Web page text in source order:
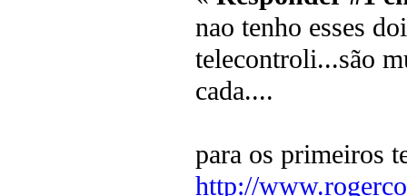
nao tenho esses
telecontroli...são
cada....
para os primeiros
http://